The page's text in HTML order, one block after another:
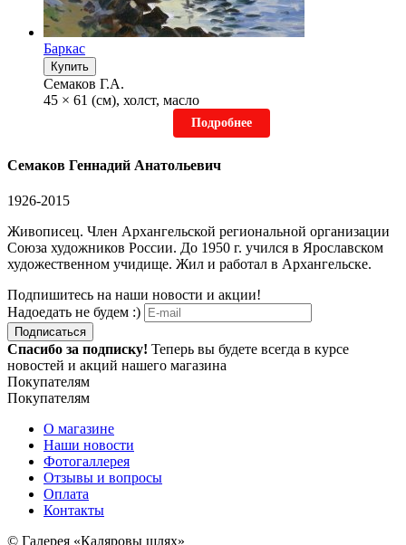
Баркас
Купить
Семаков Г.А.
45 × 61 (см), холст, масло
Подробнее
Семаков Геннадий Анатольевич
1926-2015
Живописец. Член Архангельской региональной организации
Союза художников России. До 1950 г. учился в Ярославском
художественном учидище. Жил и работал в Архангельске.
Подпишитесь на наши новости и акции!
Надоедать не будем :)
Подписаться
Спасибо за подписку! Теперь вы будете всегда в курсе
новостей и акций нашего магазина
Покупателям
Покупателям
О магазине
Наши новости
Фотогаллерея
Отзывы и вопросы
Оплата
Контакты
© Галерея «Каляровы шлях»